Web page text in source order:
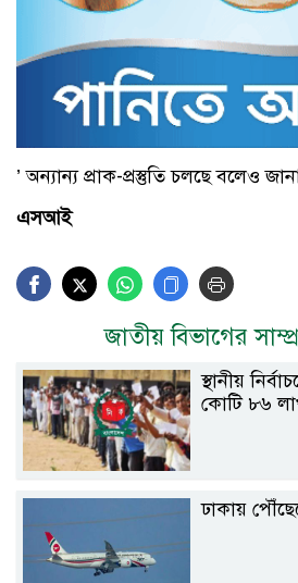
’ অন্যান্য প্রাক-প্রস্তুতি চলছে বলেও
এসআই
জাতীয় বিভাগের
স্থানীয়
কোটি ৮৬
ঢাকায়